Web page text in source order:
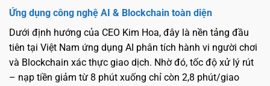
Ứng dụng công nghệ AI & Blockchain toàn diện
Dưới định hướng của CEO Kim Hoa, đây là nền tảng đầu
tiên tại Việt Nam ứng dụng AI phân tích hành vi người chơi
và Blockchain xác thực giao dịch. Nhờ đó, tốc độ xử lý rút
– nạp tiền giảm từ 8 phút xuống chỉ còn 2,8 phút/giao